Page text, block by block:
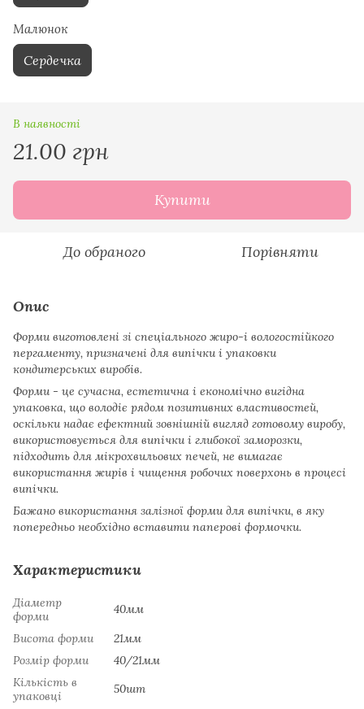
Малюнок
Сердечка
В наявності
21.00 грн
Купити
До обраного Порівняти
Опис
Форми виготовлені зі спеціального жиро-і вологостійкого
пергаменту, призначені для випічки і упаковки
кондитерських виробів.
Форми - це сучасна, естетична і економічно вигідна
упаковка, що володіє рядом позитивних властивостей,
оскільки надає ефектний зовнішній вигляд готовому виробу,
використовується для випічки і глибокої заморозки,
підходить для мікрохвильових печей, не вимагає
використання жирів і чищення робочих поверхонь в процесі
випічки.
Бажано використання залізної форми для випічки, в яку
попередньо необхідно вставити паперові формочки.
Характеристики
Діаметр
форми
40мм
Висота форми
21мм
Розмір форми
40/21мм
Кількість в
упаковці
50шт